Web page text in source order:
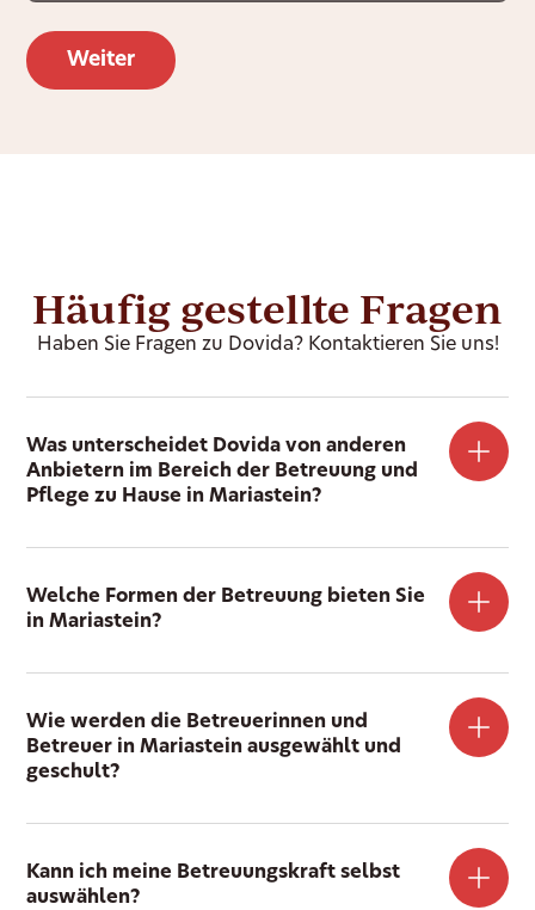
Häufig gestellte Fragen
Haben Sie Fragen zu Dovida? Kontaktieren Sie uns!
Was unterscheidet Dovida von anderen
Anbietern im Bereich der Betreuung und
Pflege zu Hause in Mariastein?
Welche Formen der Betreuung bieten Sie
in Mariastein?
Wie werden die Betreuerinnen und
Betreuer in Mariastein ausgewählt und
geschult?
Kann ich meine Betreuungskraft selbst
auswählen?